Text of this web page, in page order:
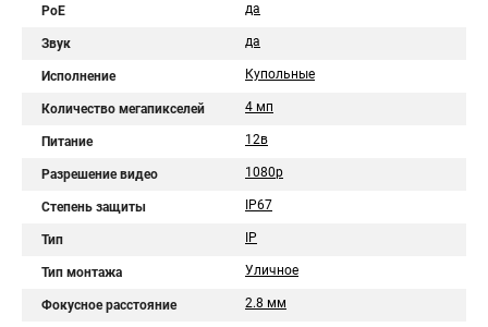
PoE да
Звук да
Исполнение Купольные
Количество мегапикселей 4 мп
Питание 12в
Разрешение видео 1080p
Степень защиты IP67
Тип IP
Тип монтажа Уличное
Фокусное расстояние 2.8 мм